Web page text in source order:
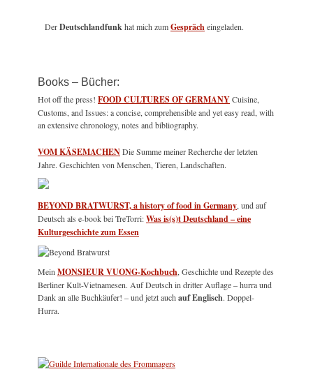
DerDeutschlandfunkhat mich zumGesprächeingeladen.
Books – Bücher:
Hot off the press! FOOD CULTURES OF GERMANYCuisine,
Customs, and Issues: a concise, comprehensible and yet easy read, with
an extensive chronology, notes and bibliography.
VOM KÄSEMACHENDie Summe meiner Recherche der letzten
Jahre. Geschichten von Menschen, Tieren, Landschaften.
BEYOND BRATWURST, a history of food in Germany, und auf
Deutsch als e-book bei TreTorri:Was is(s)t Deutschland – eine
Kulturgeschichte zum Essen
MeinMONSIEUR VUONG-Kochbuch, Geschichte und Rezepte des
Berliner Kult-Vietnamesen. Auf Deutsch in dritter Auflage – hurra und
Dank an alle Buchkäufer! – und jetzt auchauf Englisch. Doppel-
Hurra.